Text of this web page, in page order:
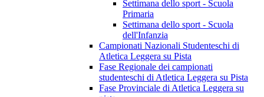
Settimana dello sport - Scuola
Primaria
Settimana dello sport - Scuola
dell'Infanzia
Campionati Nazionali Studenteschi di
Atletica Leggera su Pista
Fase Regionale dei campionati
studenteschi di Atletica Leggera su Pista
Fase Provinciale di Atletica Leggera su